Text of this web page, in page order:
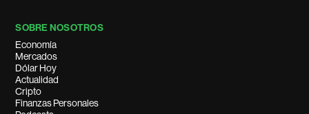
SOBRE NOSOTROS
Economía
Mercados
Dólar Hoy
Actualidad
Cripto
Finanzas Personales